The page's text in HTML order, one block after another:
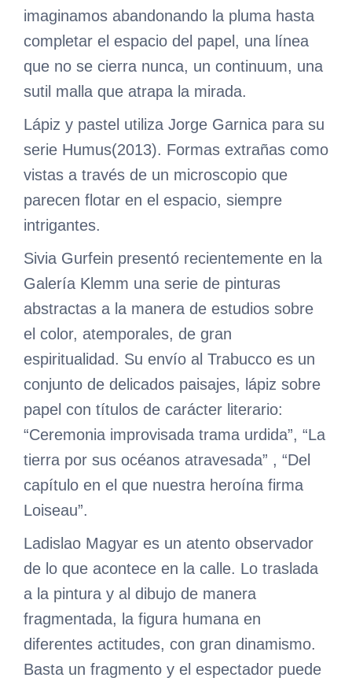
imaginamos abandonando la pluma hasta
completar el espacio del papel, una línea
que no se cierra nunca, un continuum, una
sutil malla que atrapa la mirada.
Lápiz y pastel utiliza Jorge Garnica para su
serie Humus(2013). Formas extrañas como
vistas a través de un microscopio que
parecen flotar en el espacio, siempre
intrigantes.
Sivia Gurfein presentó recientemente en la
Galería Klemm una serie de pinturas
abstractas a la manera de estudios sobre
el color, atemporales, de gran
espiritualidad. Su envío al Trabucco es un
conjunto de delicados paisajes, lápiz sobre
papel con títulos de carácter literario:
“Ceremonia improvisada trama urdida”, “La
tierra por sus océanos atravesada” , “Del
capítulo en el que nuestra heroína firma
Loiseau”.
Ladislao Magyar es un atento observador
de lo que acontece en la calle. Lo traslada
a la pintura y al dibujo de manera
fragmentada, la figura humana en
diferentes actitudes, con gran dinamismo.
Basta un fragmento y el espectador puede